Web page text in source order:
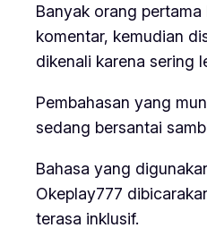
Banyak orang
komentar, kemudian
dikenali karena sering
Pembahasan yang
sedang bersantai
Bahasa yang
Okeplay777
terasa inklusif.